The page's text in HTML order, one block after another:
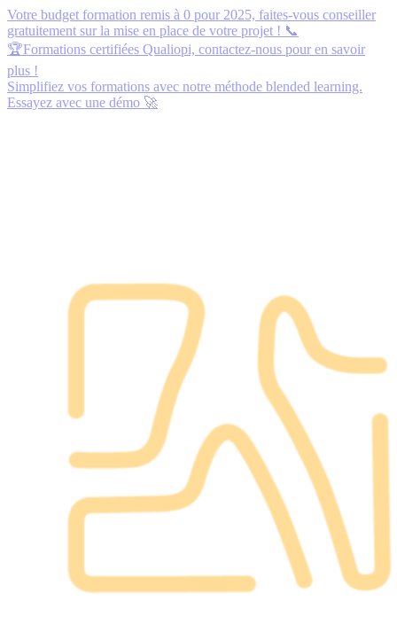
Votre budget formation remis à 0 pour 2025, faites-vous conseiller
gratuitement sur la mise en place de votre projet ! 📞
🏆Formations certifiées Qualiopi, contactez-nous pour en savoir
plus !
Simplifiez vos formations avec notre méthode blended learning.
Essayez avec une démo 🚀